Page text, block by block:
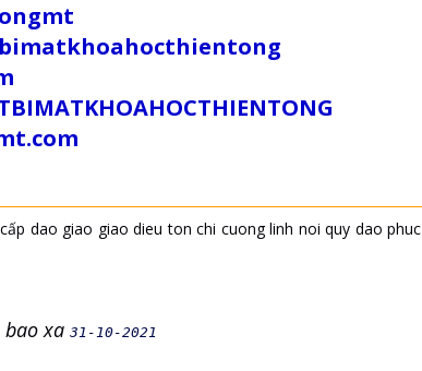
dao giao giao dieu ton chi cuong linh noi quy dao phuc
bao xa 31-10-2021